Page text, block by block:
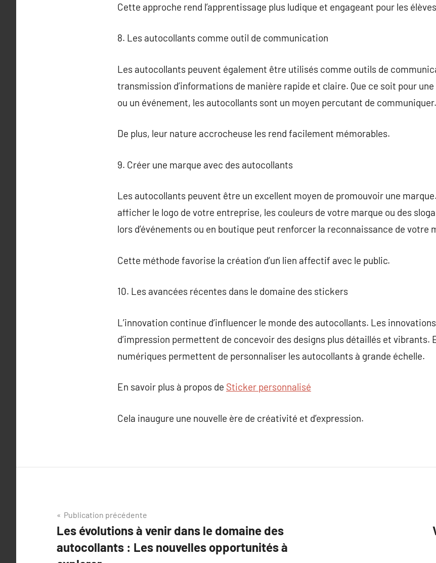
Cette approche rend l’apprentissage plus ludique et engageant pour les
8. Les autocollants comme outil de communication
Les autocollants peuvent également être utilisés comme outils de
transmission d’informations de manière rapide et claire. Que ce soit pour
ou un événement, les autocollants sont un moyen percutant de communiquer.
De plus, leur nature accrocheuse les rend facilement mémorables.
9. Créer une marque avec des autocollants
Les autocollants peuvent être un excellent moyen de promouvoir une
afficher le logo de votre entreprise, les couleurs de votre marque ou des
lors d’événements ou en boutique peut renforcer la reconnaissance de votre
Cette méthode favorise la création d’un lien affectif avec le public.
10. Les avancées récentes dans le domaine des stickers
L’innovation continue d’influencer le monde des autocollants. Les
d’impression permettent de concevoir des designs plus détaillés et vibrants.
numériques permettent de personnaliser les autocollants à grande échelle.
En savoir plus à propos de Sticker personnalisé
Cela inaugure une nouvelle ère de créativité et d’expression.
Navigation
de
l’article
Publication précédente
Les évolutions à venir dans le domaine des
autocollants : Les nouvelles opportunités à